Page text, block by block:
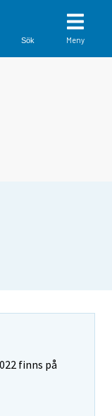
Sök Meny
finns på